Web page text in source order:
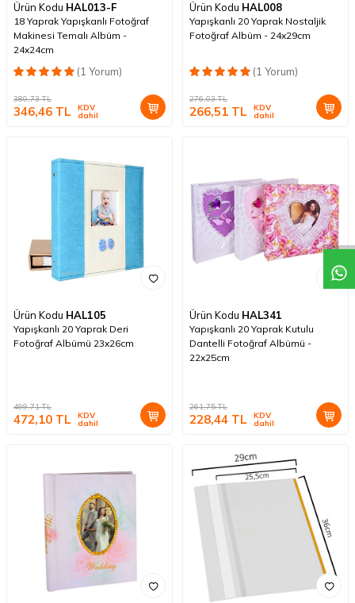
Ürün Kodu HAL013-F
18 Yaprak Yapışkanlı Fotoğraf
Makinesi Temalı Albüm -
24x24cm
(1 Yorum)
380,73TL
346,46 TL KDV
dahil
Ürün Kodu HAL008
Yapışkanlı 20 Yaprak Nostaljik
Fotoğraf Albüm - 24x29cm
(1 Yorum)
276,03TL
266,51 TL KDV
dahil
Ürün Kodu HAL105
Yapışkanlı 20 Yaprak Deri
Fotoğraf Albümü 23x26cm
499,71TL
472,10 TL KDV
dahil
Ürün Kodu HAL341
Yapışkanlı 20 Yaprak Kutulu
Dantelli Fotoğraf Albümü -
22x25cm
261,75TL
228,44 TL KDV
dahil